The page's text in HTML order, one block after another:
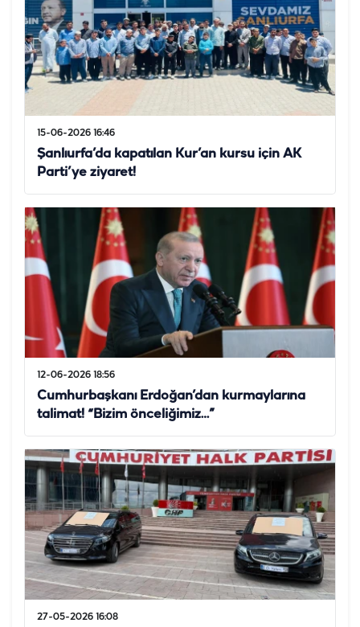
15-06-2026 16:46
Şanlıurfa’da kapatılan Kur’an kursu için AK
Parti’ye ziyaret!
12-06-2026 18:56
Cumhurbaşkanı Erdoğan’dan kurmaylarına
talimat! “Bizim önceliğimiz…”
27-05-2026 16:08